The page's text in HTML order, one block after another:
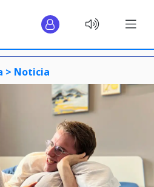
> Noticia